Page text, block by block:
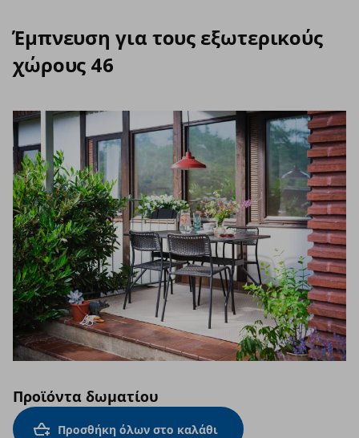
Έμπνευση για τους εξωτερικούς
χώρους 46
Προϊόντα δωματίου
Προσθήκη όλων στο καλάθι